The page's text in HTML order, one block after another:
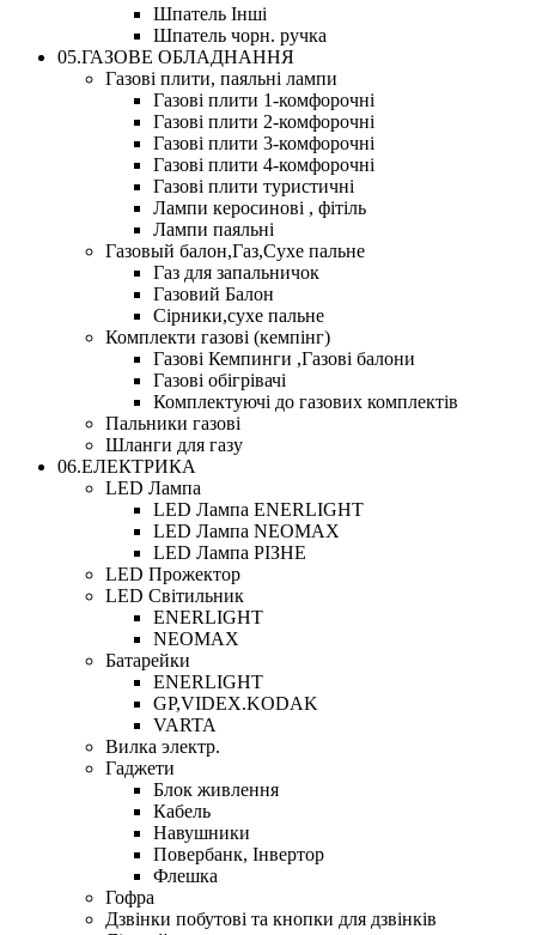
Шпатель Інші
Шпатель чорн. ручка
05.ГАЗОВЕ ОБЛАДНАННЯ
Газові плити, паяльні лампи
Газові плити 1-комфорочні
Газові плити 2-комфорочні
Газові плити 3-комфорочні
Газові плити 4-комфорочні
Газові плити туристичні
Лампи керосинові , фітіль
Лампи паяльні
Газовый балон,Газ,Сухе пальне
Газ для запальничок
Газовий Балон
Сірники,сухе пальне
Комплекти газові (кемпінг)
Газові Кемпинги ,Газові балони
Газові обігрівачі
Комплектуючі до газових комплектів
Пальники газові
Шланги для газу
06.ЕЛЕКТРИКА
LED Лампа
LED Лампа ENERLIGHT
LED Лампа NEOMAX
LED Лампа РІЗНЕ
LED Прожектор
LED Світильник
ENERLIGHT
NEOMAX
Батарейки
ENERLIGHT
GP,VIDEX.KODAK
VARTA
Вилка электр.
Гаджети
Блок живлення
Кабель
Навушники
Повербанк, Інвертор
Флешка
Гофра
Дзвінки побутові та кнопки для дзвінків